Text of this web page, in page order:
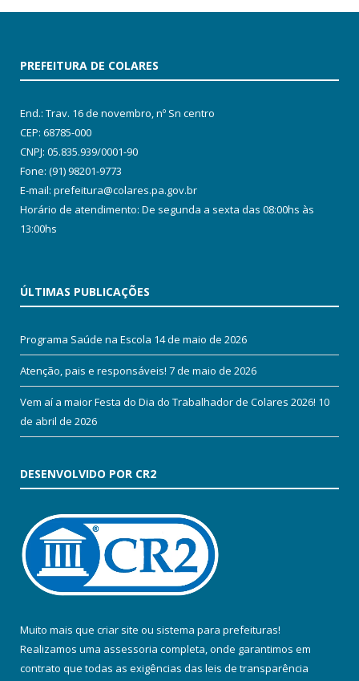
PREFEITURA DE COLARES
End.: Trav. 16 de novembro, nº Sn centro
CEP: 68785-000
CNPJ: 05.835.939/0001-90
Fone: (91) 98201-9773
E-mail: prefeitura@colares.pa.gov.br
Horário de atendimento: De segunda a sexta das 08:00hs às
13:00hs
ÚLTIMAS PUBLICAÇÕES
Programa Saúde na Escola 14 de maio de 2026
Atenção, pais e responsáveis! 7 de maio de 2026
Vem aí a maior Festa do Dia do Trabalhador de Colares 2026! 10
de abril de 2026
DESENVOLVIDO POR CR2
Muito mais que criar site ou sistema para prefeituras!
Realizamos uma assessoria completa, onde garantimos em
contrato que todas as exigências das leis de transparência